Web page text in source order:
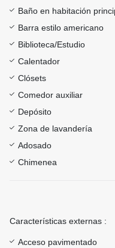
Baño en habitación
Barra estilo americano
Biblioteca/Estudio
Calentador
Clósets
Comedor auxiliar
Depósito
Zona de lavandería
Adosado
Chimenea
Características externas :
Acceso pavimentado